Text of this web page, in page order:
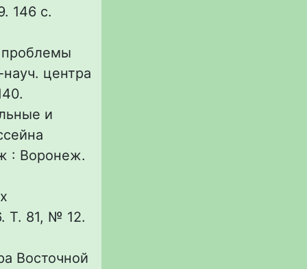
146 с.
проблемы
центра
и
: Воронеж.
Т. 81, № 12.
Восточной